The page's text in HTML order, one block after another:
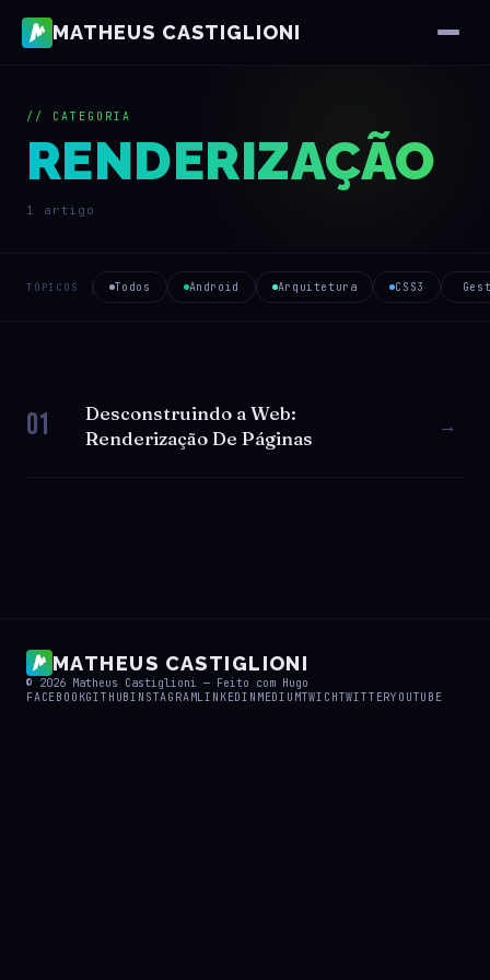
MATHEUS CASTIGLIONI
// CATEGORIA
RENDERIZAÇÃO
1 artigo
TÓPICOS Todos Android Arquitetura CSS3
01
Desconstruindo a Web:
Renderização De Páginas
→
MATHEUS CASTIGLIONI
© 2026 Matheus Castiglioni — Feito com Hugo
FACEBOOKGITHUBINSTAGRAMLINKEDIN MEDIUMTWICHTWITTERYOUTUBE